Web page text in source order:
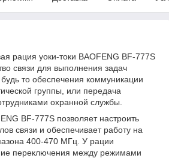
рация уоки-токи BAOFENG BF-777S
связи для выполнения задач
то обеспечения коммуникации
группы, или передача
охранной службы.
BF-777S позволяет настроить
связи и обеспечивает работу на
400-470 МГц. У рации
переключения между режимами